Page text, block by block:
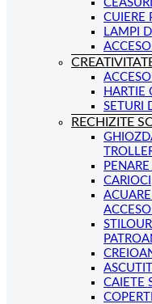
CUIERE
LAMPI
HARTIE
SETURI
RECHIZITE
CARIOCI
CAIETE